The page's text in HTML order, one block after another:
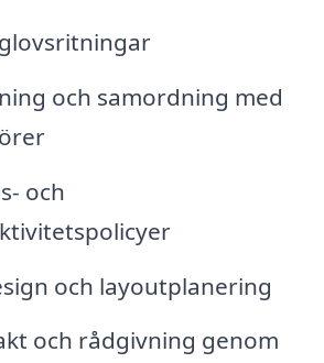
och samordning med
och
och layoutplanering
och rådgivning genom